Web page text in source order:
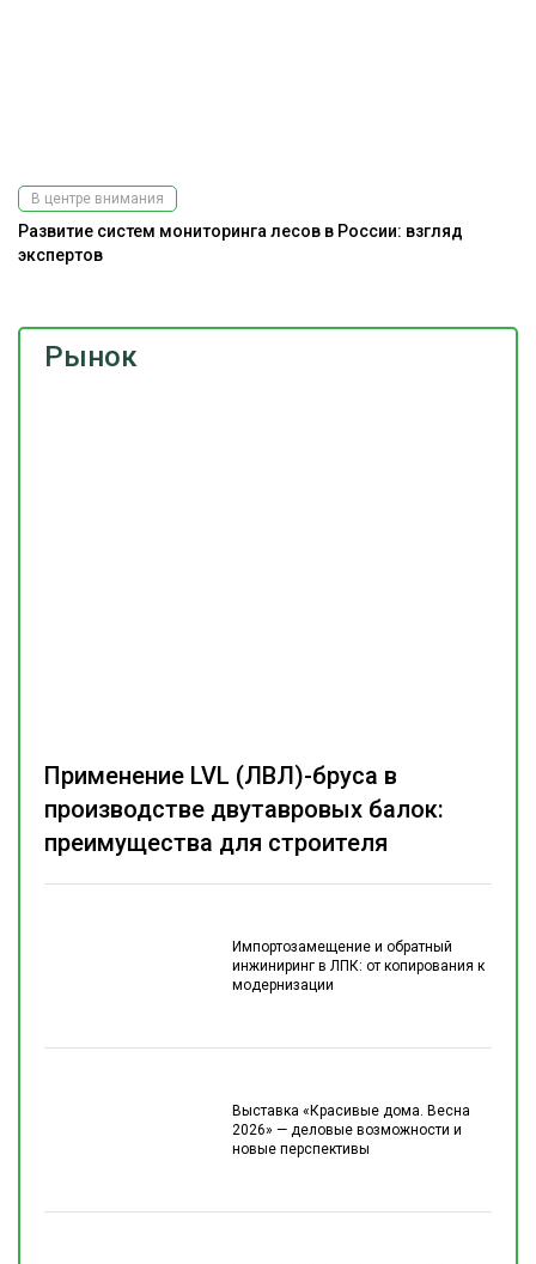
Рынок
Импортозамещение и обратный
инжиниринг в ЛПК: от копирования к
модернизации
Выставка «Красивые дома. Весна
2026» — деловые возможности и
новые перспективы
Применение LVL (ЛВЛ)-бруса в
производстве двутавровых балок:
преимущества для строителя
В центре внимания
Развитие систем мониторинга лесов в России: взгляд
экспертов